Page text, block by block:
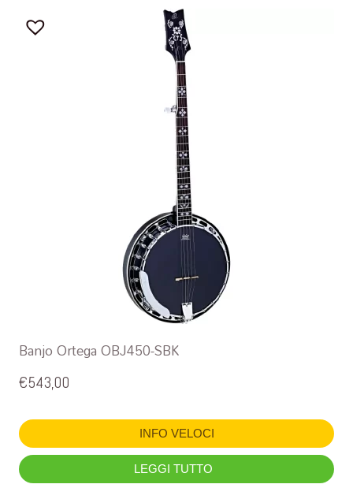
Banjo Ortega OBJ450-SBK
€543,00
INFO VELOCI
LEGGI TUTTO